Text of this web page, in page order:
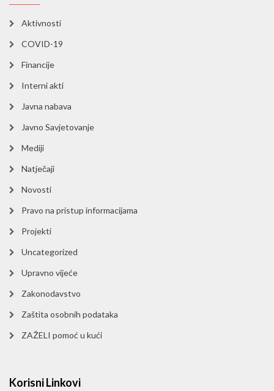
Aktivnosti
COVID-19
Financije
Interni akti
Javna nabava
Javno Savjetovanje
Mediji
Natječaji
Novosti
Pravo na pristup informacijama
Projekti
Uncategorized
Upravno vijeće
Zakonodavstvo
Zaštita osobnih podataka
ZAŽELI pomoć u kući
Korisni Linkovi